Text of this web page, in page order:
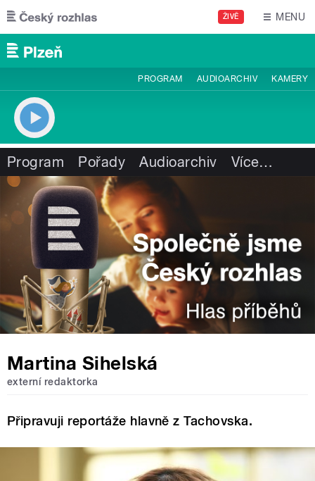
Přejít k hlavnímu obsahu
ŽIVĚ MENU
PROGRAM AUDIOARCHIV KAMERY
Program Pořady Audioarchiv Více…
Martina Sihelská
externí redaktorka
Připravuji reportáže hlavně z Tachovska.